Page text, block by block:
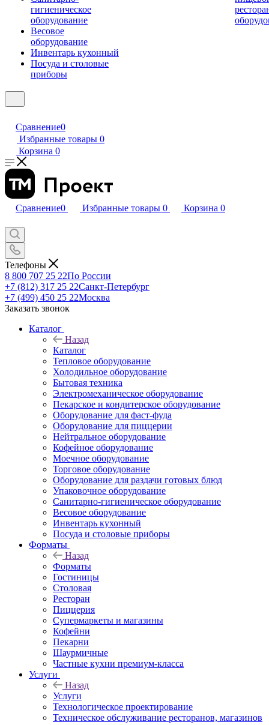
гигиеническое
оборудование
Весовое
оборудование
Инвентарь кухонный
Посуда и столовые
приборы
Сравнение0
Избранные товары 0
Корзина 0
Сравнение0 Избранные товары 0 Корзина 0
Телефоны
8 800 707 25 22По России
+7 (812) 317 25 22Санкт-Петербург
+7 (499) 450 25 22Москва
Заказать звонок
Каталог
Назад
Каталог
Тепловое оборудование
Холодильное оборудование
Бытовая техника
Электромеханическое оборудование
Пекарское и кондитерское оборудование
Оборудование для фаст-фуда
Оборудование для пиццерии
Нейтральное оборудование
Кофейное оборудование
Моечное оборудование
Торговое оборудование
Оборудование для раздачи готовых блюд
Упаковочное оборудование
Санитарно-гигиеническое оборудование
Весовое оборудование
Инвентарь кухонный
Посуда и столовые приборы
Форматы
Назад
Форматы
Гостиницы
Столовая
Ресторан
Пиццерия
Супермаркеты и магазины
Кофейни
Пекарни
Шаурмичные
Частные кухни премиум-класса
Услуги
Назад
Услуги
Технологическое проектирование
Техническое обслуживание ресторанов, магазинов